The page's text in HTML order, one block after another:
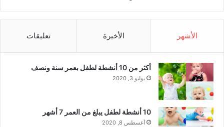
ن
الأشهر الأخيرة تعليقات
أكثر من 10 أنشطة لطفل بعمر سنة ونصف
يوليو 3, 2020
10 أنشطة لطفل يبلغ من العمر 7 أشهر
أغسطس 8, 2020